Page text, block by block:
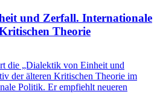
und Zerfall. Internationale
Theorie
die „Dialektik von Einheit und
der älteren Kritischen Theorie im
Politik. Er empfiehlt neueren